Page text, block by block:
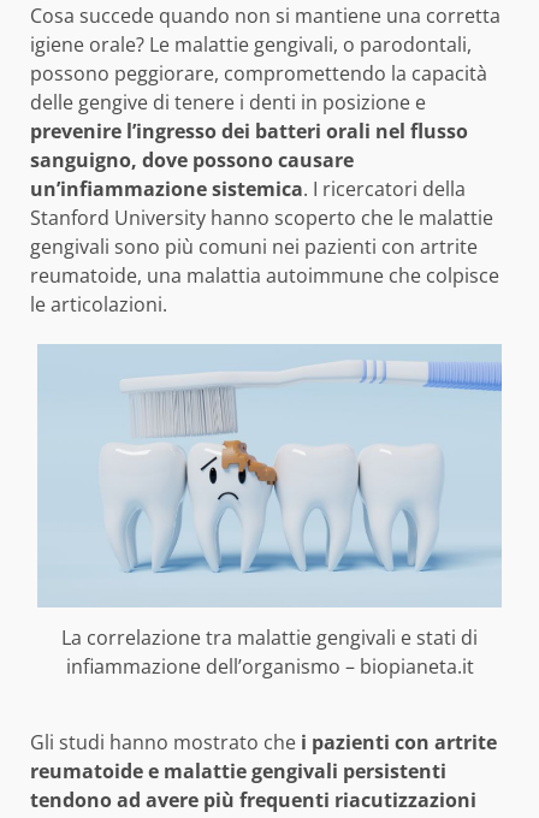
Cosa succede quando non si mantiene una corretta
igiene orale? Le malattie gengivali, o parodontali,
possono peggiorare, compromettendo la capacità
delle gengive di tenere i denti in posizione e
prevenire l’ingresso dei batteri orali nel flusso
sanguigno, dove possono causare
un’infiammazione sistemica. I ricercatori della
Stanford University hanno scoperto che le malattie
gengivali sono più comuni nei pazienti con artrite
reumatoide, una malattia autoimmune che colpisce
le articolazioni.
La correlazione tra malattie gengivali e stati di
infiammazione dell’organismo – biopianeta.it
Gli studi hanno mostrato che i pazienti con artrite
reumatoide e malattie gengivali persistenti
tendono ad avere più frequenti riacutizzazioni